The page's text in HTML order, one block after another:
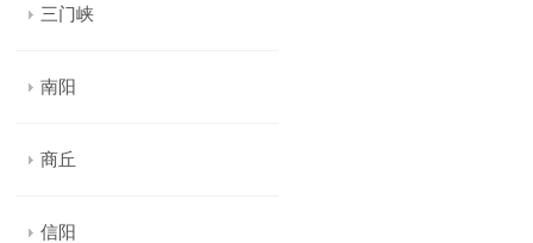
三门峡
南阳
商丘
信阳